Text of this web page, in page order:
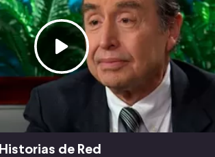
Historias de Red